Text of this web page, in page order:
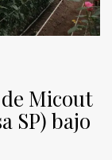
Micout
SP) bajo